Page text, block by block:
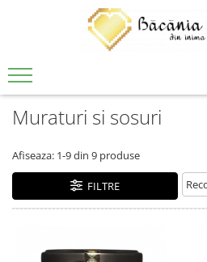
Zacusca
Desert
Sirop
Muraturi si sosuri
Afiseaza: 1-9din 9 produse
FILTRE